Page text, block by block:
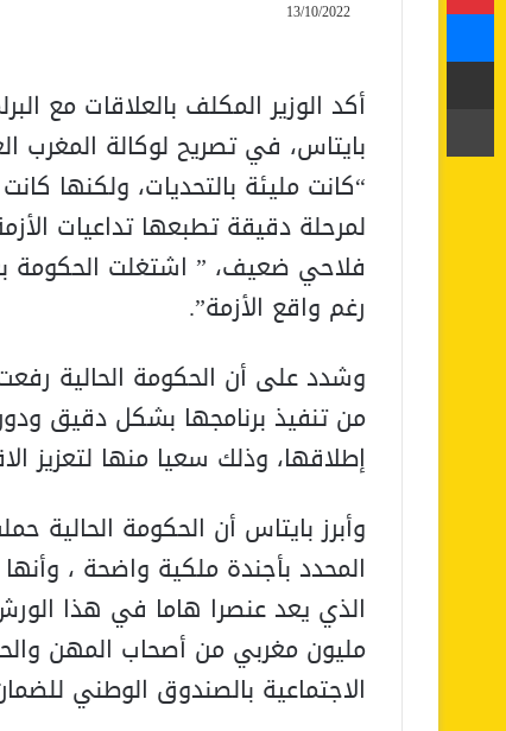
13/10/2022
أكد الوزير المكلف بالعلاقات مع
بايتاس، في تصريح لوكالة المغرب
“كانت مليئة بالتحديات، ولكنها
لمرحلة دقيقة تطبعها تداعيات
فلاحي ضعيف، ” اشتغلت الحكومة
رغم واقع الأزمة”.
وشدد على أن الحكومة الحالية
من تنفيذ برنامجها بشكل دقيق
إطلاقها، وذلك سعيا منها لتعزيز
وأبرز بايتاس أن الحكومة الحالية
المحدد بأجندة ملكية واضحة ،
مليون مغربي من أصحاب المهن
الاجتماعية بالصندوق الوطني